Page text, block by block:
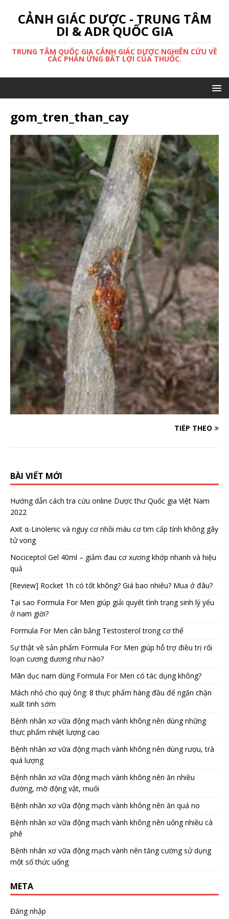
CẢNH GIÁC DƯỢC - TRUNG TÂM
DI & ADR QUỐC GIA
TRUNG TÂM QUỐC GIA CẢNH GIÁC DƯỢC NGHIÊN CỨU VỀ
CÁC PHẢN ỨNG BẤT LỢI CỦA THUỐC.
gom_tren_than_cay
TIẾP THEO
BÀI VIẾT MỚI
Hướng dẫn cách tra cứu online Dược thư Quốc gia Việt Nam
2022
Axit α-Linolenic và nguy cơ nhồi máu cơ tim cấp tính không gây
tử vong
Nociceptol Gel 40ml – giảm đau cơ xương khớp nhanh và hiệu
quả
[Review] Rocket 1h có tốt không? Giá bao nhiêu? Mua ở đâu?
Tại sao Formula For Men giúp giải quyết tình trạng sinh lý yếu
ở nam giới?
Formula For Men cân bằng Testosterol trong cơ thể
Sự thật về sản phẩm Formula For Men giúp hỗ trợ điều trị rối
loạn cương dương như nào?
Mãn dục nam dùng Formula For Men có tác dụng không?
Mách nhỏ cho quý ông: 8 thực phẩm hàng đầu để ngăn chặn
xuất tinh sớm
Bệnh nhân xơ vữa động mạch vành không nên dùng những
thực phẩm nhiệt lượng cao
Bệnh nhân xơ vữa động mạch vành không nên dùng rượu, trà
quá lượng
Bệnh nhân xơ vữa động mạch vành không nên ăn nhiều
đường, mỡ động vật, muối
Bệnh nhân xơ vữa động mạch vành không nên ăn quá no
Bệnh nhân xơ vữa động mạch vành không nên uống nhiều cà
phê
Bệnh nhân xơ vữa động mạch vành nên tăng cường sử dụng
một số thức uống
META
Đăng nhập